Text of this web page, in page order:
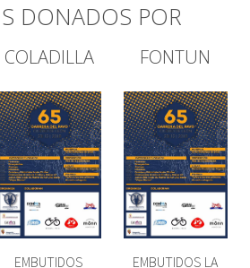
DONADOS POR
COLADILLA
EMBUTIDOS
FONTUN
EMBUTIDOS LA